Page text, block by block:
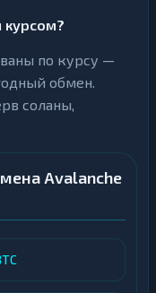
курсом?
по курсу —
обмен.
соланы,
Avalanche